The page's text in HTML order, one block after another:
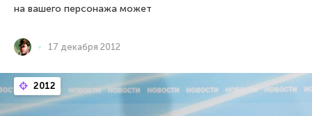
на вашего персонажа может
17 декабря 2012
2012